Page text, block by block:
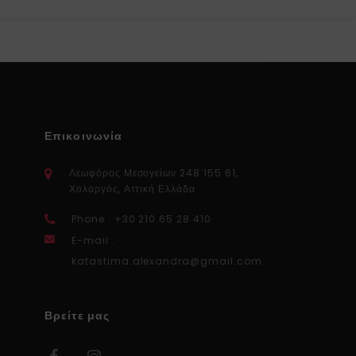
Επικοινωνία
Λεωφόρος Μεσογείων 248 155 61,
Χολαργός, Αττική Ελλάδα
Phone : +30 210 65 28 410
E-mail :
katastima.alexandra@gmail.com
Βρείτε μας